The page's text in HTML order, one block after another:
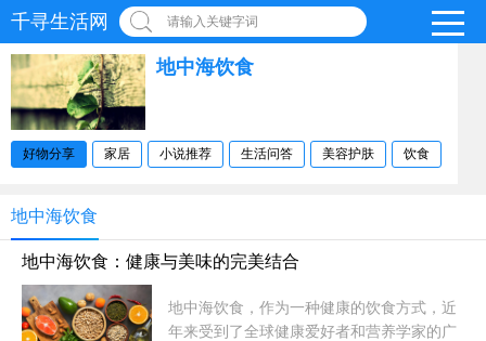
千寻生活网 请输入关键字词
地中海饮食
好物分享 家居 小说推荐 生活问答 美容护肤 饮食
地中海饮食
地中海饮食：健康与美味的完美结合
地中海饮食，作为一种健康的饮食方式，近
年来受到了全球健康爱好者和营养学家的广